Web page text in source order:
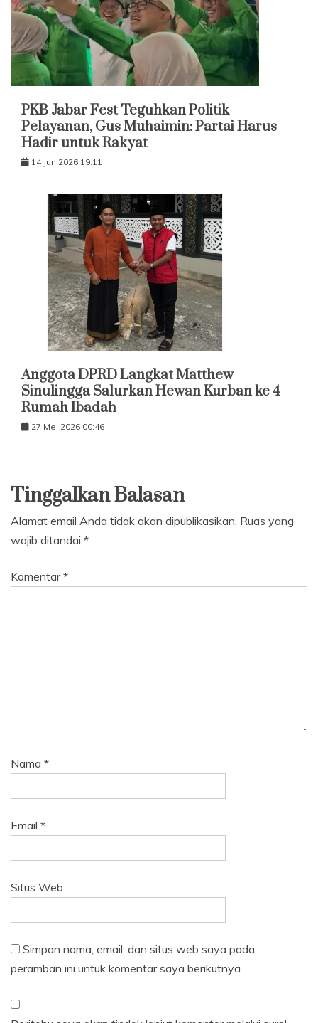
PKB Jabar Fest Teguhkan Politik
Pelayanan, Gus Muhaimin: Partai Harus
Hadir untuk Rakyat
14 Jun 2026 19:11
Anggota DPRD Langkat Matthew
Sinulingga Salurkan Hewan Kurban ke 4
Rumah Ibadah
27 Mei 2026 00:46
Tinggalkan Balasan
Alamat email Anda tidak akan dipublikasikan. Ruas yang
wajib ditandai *
Komentar*
Nama *
Email *
Situs Web
Simpan nama, email, dan situs web saya pada
peramban ini untuk komentar saya berikutnya.